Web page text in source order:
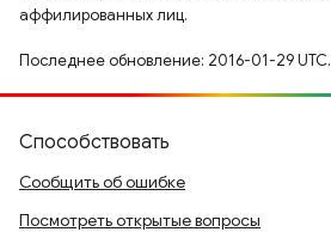
аффилированных лиц.
Последнее обновление: 2016-01-29 UTC.
Способствовать
Сообщить об ошибке
Посмотреть открытые вопросы